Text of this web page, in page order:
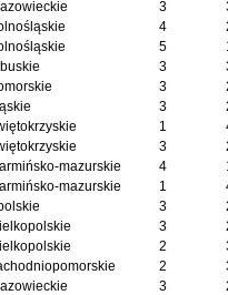
3
4
5
3
3
3
1
3
mazurskie 4
mazurskie 1
3
3
2
2
3